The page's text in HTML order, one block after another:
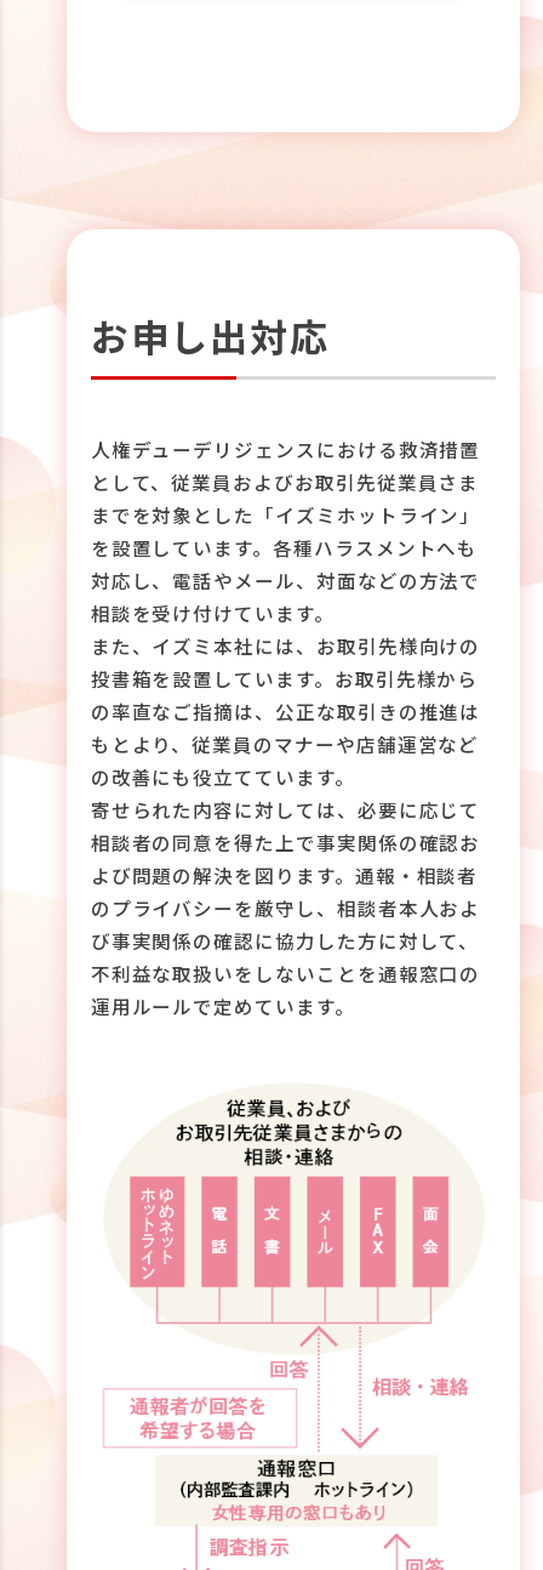
お申し出対応
人権デューデリジェンスにおける救済措置
として、従業員およびお取引先従業員さま
までを対象とした「イズミホットライン」
を設置しています。各種ハラスメントへも
対応し、電話やメール、対面などの方法で
相談を受け付けています。
また、イズミ本社には、お取引先様向けの
投書箱を設置しています。お取引先様から
の率直なご指摘は、公正な取引きの推進は
もとより、従業員のマナーや店舗運営など
の改善にも役立てています。
寄せられた内容に対しては、必要に応じて
相談者の同意を得た上で事実関係の確認お
よび問題の解決を図ります。通報・相談者
のプライバシーを厳守し、相談者本人およ
び事実関係の確認に協力した方に対して、
不利益な取扱いをしないことを通報窓口の
運用ルールで定めています。